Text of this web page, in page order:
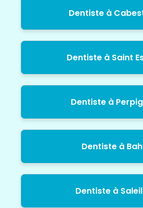
Dentiste à
Dentiste à Saint
Dentiste à
Dentiste à
Dentiste à